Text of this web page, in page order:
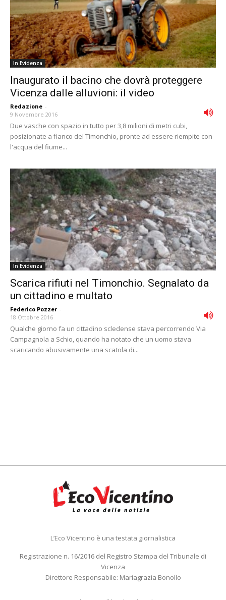
In Evidenza
Inaugurato il bacino che dovrà proteggere
Vicenza dalle alluvioni: il video
Redazione -
9 Novembre 2016
Due vasche con spazio in tutto per 3,8 milioni di metri cubi,
posizionate a fianco del Timonchio, pronte ad essere riempite con
l'acqua del fiume...
In Evidenza
Scarica rifiuti nel Timonchio. Segnalato da
un cittadino e multato
Federico Pozzer -
18 Ottobre 2016
Qualche giorno fa un cittadino scledense stava percorrendo Via
Campagnola a Schio, quando ha notato che un uomo stava
scaricando abusivamente una scatola di...
L’Eco Vicentino è una testata giornalistica
Registrazione n. 16/2016 del Registro Stampa del Tribunale di
Vicenza
Direttore Responsabile: Mariagrazia Bonollo